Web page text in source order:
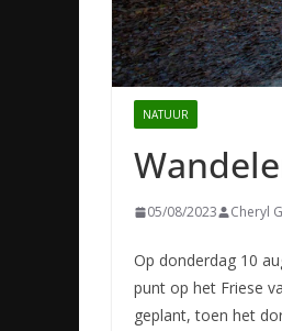
NATUUR
05/08/2023 Cheryl
Op donderdag 10
punt op het Friese
geplant, toen het